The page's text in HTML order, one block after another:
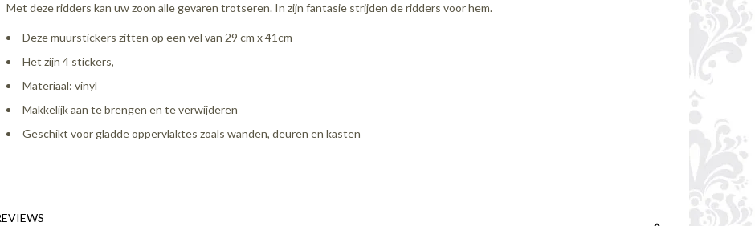
Met deze ridders kan uw zoon alle gevaren trotseren. In zijn fantasie strijden de ridders voor hem.
Deze muurstickers zitten op een vel van 29 cm x 41cm
Het zijn 4 stickers,
Materiaal: vinyl
Makkelijk aan te brengen en te verwijderen
Geschikt voor gladde oppervlaktes zoals wanden, deuren en kasten